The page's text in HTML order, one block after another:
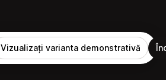
Vizualizați varianta demonstrativă